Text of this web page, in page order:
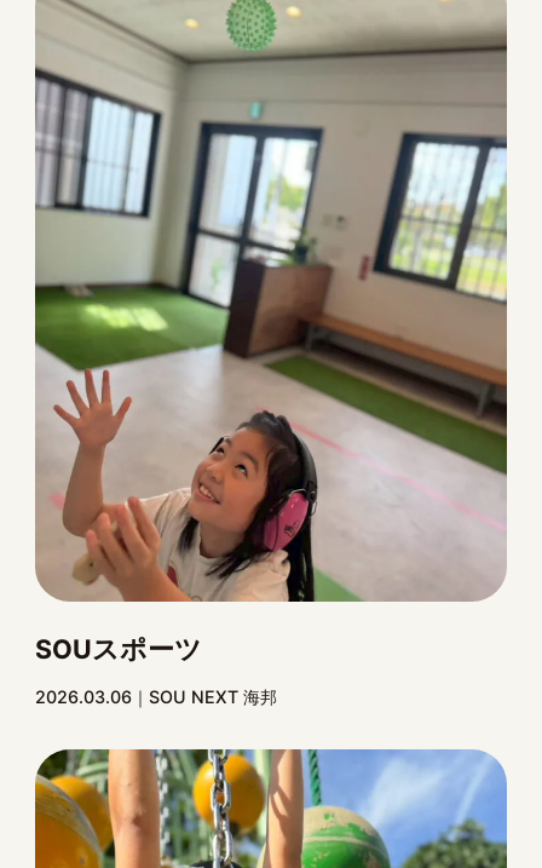
SOUスポーツ
2026.03.06 SOU NEXT 海邦